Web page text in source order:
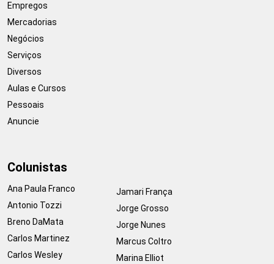
Empregos
Mercadorias
Negócios
Serviços
Diversos
Aulas e Cursos
Pessoais
Anuncie
Colunistas
Ana Paula Franco
Antonio Tozzi
Breno DaMata
Carlos Martinez
Carlos Wesley
Jamari França
Jorge Grosso
Jorge Nunes
Marcus Coltro
Marina Elliot